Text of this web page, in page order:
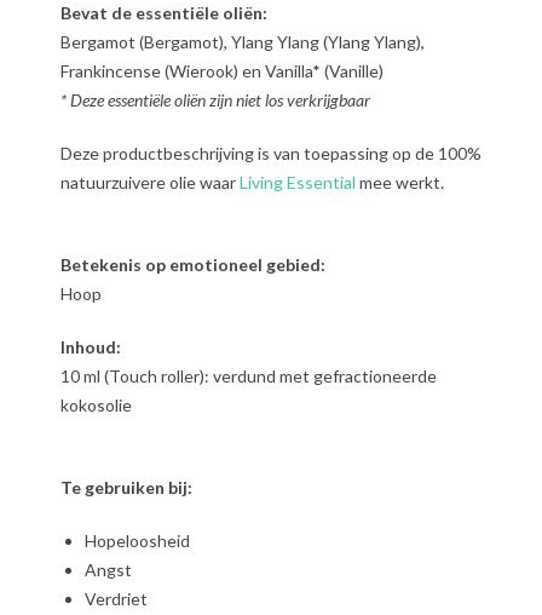
Bevat de essentiële oliën:
Bergamot (Bergamot), Ylang Ylang (Ylang Ylang),
Frankincense (Wierook) en Vanilla* (Vanille)
* Deze essentiële oliën zijn niet los verkrijgbaar
Deze productbeschrijving is van toepassing op de 100%
natuurzuivere olie waarLiving Essential mee werkt.
Betekenis op emotioneel gebied:
Hoop
Inhoud:
10 ml (Touch roller): verdund met gefractioneerde
kokosolie
Te gebruiken bij:
Hopeloosheid
Angst
Verdriet